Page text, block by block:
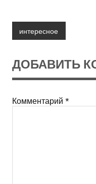
интересное
ДОБАВИТЬ
Комментарий *